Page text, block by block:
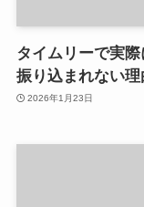
タイムリーで実
振り込まれない
2026年1月23日